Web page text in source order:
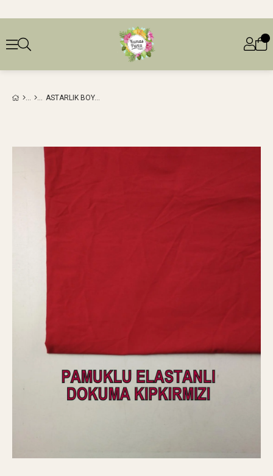
ASTARLIK BOYUNA ESNEK DOKUMA KIRMIZI RENKTEEN: 140 CM